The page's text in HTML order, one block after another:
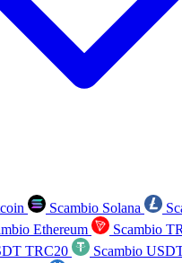
Scambio Solana
Ethereum
Scambio
TRC20
Scambio